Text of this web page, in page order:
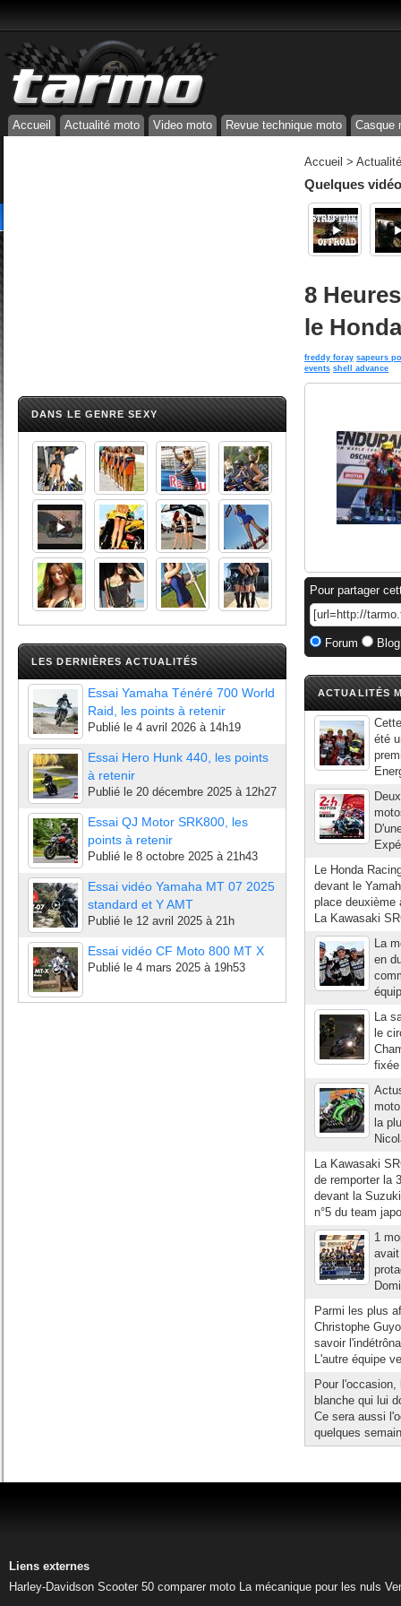
Accueil Actualité moto Video moto Revue technique moto Casque
DANS LE GENRE SEXY
LES DERNIÈRES ACTUALITÉS
Essai Yamaha Ténéré 700 World
Raid, les points à retenir
Publié le 4 avril 2026 à 14h19
Essai Hero Hunk 440, les points
à retenir
Publié le 20 décembre 2025 à 12h27
Essai QJ Motor SRK800, les
points à retenir
Publié le 8 octobre 2025 à 21h43
Essai vidéo Yamaha MT 07 2025
standard et Y AMT
Publié le 12 avril 2025 à 21h
Essai vidéo CF Moto 800 MT X
Publié le 4 mars 2025 à 19h53
Accueil >
Quelques
8
le
freddy foray sapeurs
events shell advance
Pour partager
Forum
ACTUALITÉS
été
Le Honda
devant le
place deuxième
La Kawasaki
La
en
La
le
la
La Kawasaki
de remporter la
devant la
n°5 du team
1
Parmi les plus
Christophe
savoir
L'autre équipe
Pour
blanche qui lui
Ce sera aussi
quelques
Liens externes
Harley-Davidson Scooter 50 comparer moto La mécanique pour les nuls